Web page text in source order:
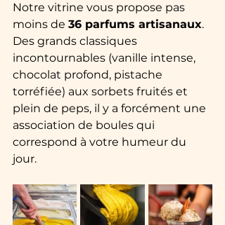
Notre vitrine vous propose pas
moins de 36 parfums artisanaux.
Des grands classiques
incontournables (vanille intense,
chocolat profond, pistache
torréfiée) aux sorbets fruités et
plein de peps, il y a forcément une
association de boules qui
correspond à votre humeur du
jour.